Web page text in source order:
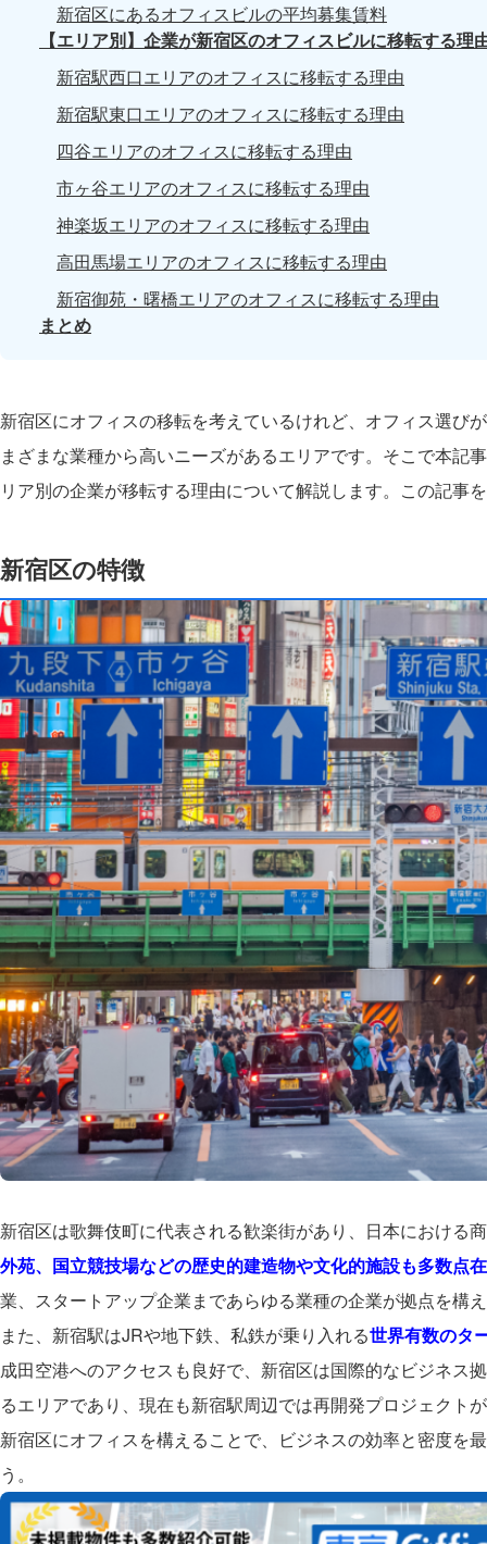
新宿区にあるオフィスビルの平均募集賃料
【エリア別】企業が新宿区のオフィスビルに移転する理
新宿駅西口エリアのオフィスに移転する理由
新宿駅東口エリアのオフィスに移転する理由
四谷エリアのオフィスに移転する理由
市ヶ谷エリアのオフィスに移転する理由
神楽坂エリアのオフィスに移転する理由
高田馬場エリアのオフィスに移転する理由
新宿御苑・曙橋エリアのオフィスに移転する理由
まとめ
新宿区にオフィスの移転を考えているけれど、オフィス選び
まざまな業種から高いニーズがあるエリアです。そこで本
リア別の企業が移転する理由について解説します。この記
新宿区の特徴
新宿区は歌舞伎町に代表される歓楽街があり、日本における
外苑、国立競技場などの歴史的建造物や文化的施設も多数点
業、スタートアップ企業まであらゆる業種の企業が拠点を構
また、新宿駅はJRや地下鉄、私鉄が乗り入れる世界有数のタ
成田空港へのアクセスも良好で、新宿区は国際的なビジネス
るエリアであり、現在も新宿駅周辺では再開発プロジェクト
新宿区にオフィスを構えることで、ビジネスの効率と密度を
う。